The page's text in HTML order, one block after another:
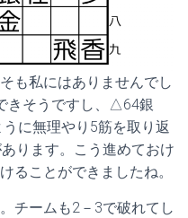
も私にはありませんでし
きそうですし、△64銀
に無理やり5筋を取り返
ります。こう進めておけ
ることができましたね。
チームも2－3で破れてし